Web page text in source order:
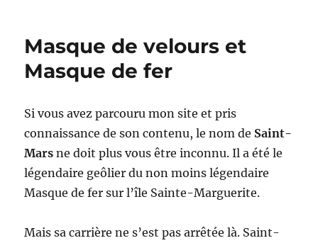
Masque de velours et
Masque de fer
Si vous avez parcouru mon site et pris
connaissance de son contenu, le nom de Saint-
Mars ne doit plus vous être inconnu. Il a été le
légendaire geôlier du non moins légendaire
Masque de fer sur l’île Sainte-Marguerite.
Mais sa carrière ne s’est pas arrêtée là. Saint-